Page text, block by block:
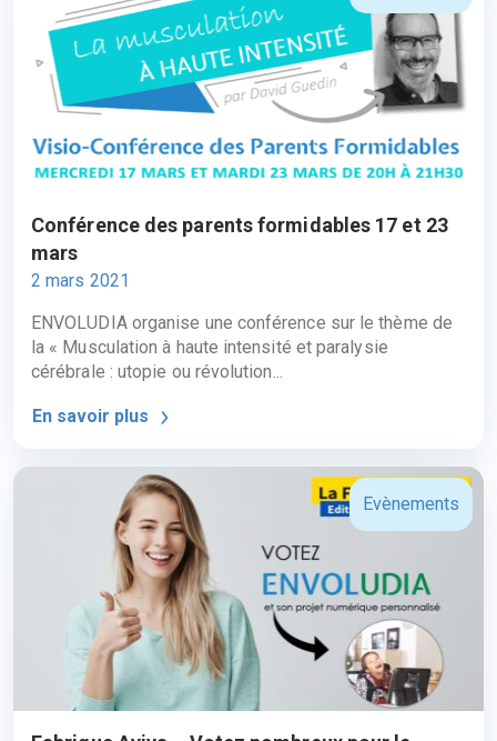
Conférence des parents formidables 17 et 23
mars
2 mars 2021
ENVOLUDIA organise une conférence sur le thème de
la « Musculation à haute intensité et paralysie
cérébrale : utopie ou révolution...
En savoir plus
Evènements